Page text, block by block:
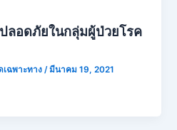
ลอดภัยในกลุ่มผู้ป่วยโรค
ฉพาะทาง /มีนาคม 19, 2021